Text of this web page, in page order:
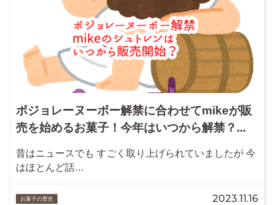
ボジョレーヌーボー解禁に合わせてmikeが販
売を始めるお菓子！今年はいつから解禁？...
昔はニュースでも すごく取り上げられていましたが 今
はほとんど話…
お菓子の歴史 2023.11.16